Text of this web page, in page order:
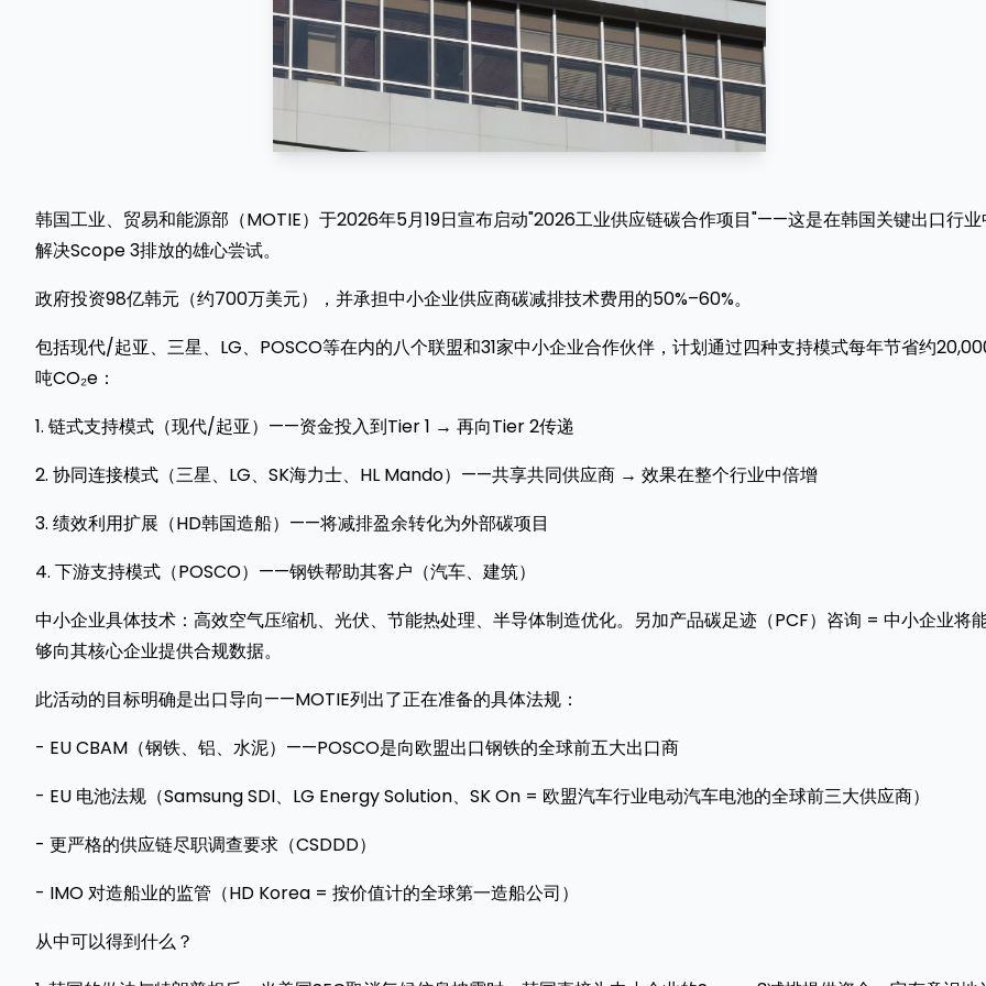
韩国工业、贸易和能源部（MOTIE）于2026年5月19日宣布启动"2026工业供应链碳合作项目"——这是在韩国关键出口行业
解决Scope 3排放的雄心尝试。
政府投资98亿韩元（约700万美元），并承担中小企业供应商碳减排技术费用的50%–60%。
包括现代/起亚、三星、LG、POSCO等在内的八个联盟和31家中小企业合作伙伴，计划通过四种支持模式每年节省约
吨CO₂e：
1. 链式支持模式（现代/起亚）——资金投入到Tier 1 → 再向Tier 2传递
2. 协同连接模式（三星、LG、SK海力士、HL Mando）——共享共同供应商 → 效果在整个行业中倍增
3. 绩效利用扩展（HD韩国造船）——将减排盈余转化为外部碳项目
4. 下游支持模式（POSCO）——钢铁帮助其客户（汽车、建筑）
中小企业具体技术：高效空气压缩机、光伏、节能热处理、半导体制造优化。另加产品碳足迹（PCF）咨询 = 中小企业将
够向其核心企业提供合规数据。
此活动的目标明确是出口导向——MOTIE列出了正在准备的具体法规：
- EU CBAM（钢铁、铝、水泥）——POSCO是向欧盟出口钢铁的全球前五大出口商
- EU 电池法规（Samsung SDI、LG Energy Solution、SK On = 欧盟汽车行业电动汽车电池的全球前三大供应商）
- 更严格的供应链尽职调查要求（CSDDD）
- IMO 对造船业的监管（HD Korea = 按价值计的全球第一造船公司）
从中可以得到什么？